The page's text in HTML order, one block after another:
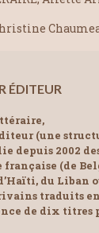
ÉDITEUR
(une
depuis 2002
(de
du Liban
traduits en
de dix titres